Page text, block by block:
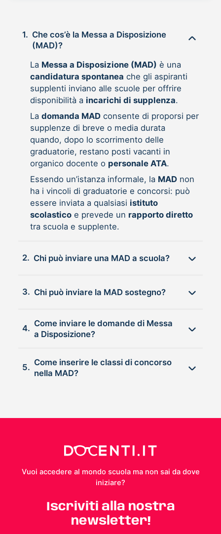
1. Che cos’è la Messa a Disposizione
(MAD)?
La Messa a Disposizione (MAD) è una
candidatura spontanea che gli aspiranti
supplenti inviano alle scuole per offrire
disponibilità a incarichi di supplenza.
La domanda MADconsente di proporsi per
supplenze di breve o media durata
quando, dopo lo scorrimento delle
graduatorie, restano posti vacanti in
organico docente o personale ATA.
Essendo un’istanza informale, la MADnon
ha i vincoli di graduatorie e concorsi: può
essere inviata a qualsiasi istituto
scolasticoe prevede un rapporto diretto
tra scuola e supplente.
2. Chi può inviare una MAD a scuola?
3. Chi può inviare la MAD sostegno?
4.
Come inviare le domande di Messa
a Disposizione?
5.
Come inserire le classi di concorso
nella MAD?
Vuoi accedere al mondo scuola ma non sai da dove
iniziare?
Iscriviti alla nostra
newsletter!